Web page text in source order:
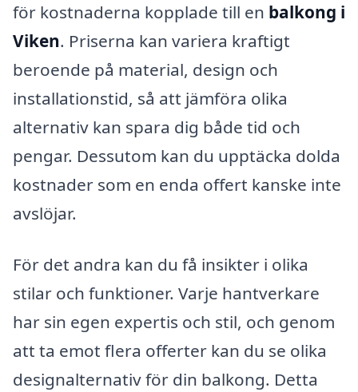
för kostnaderna kopplade till en balkong i
Viken. Priserna kan variera kraftigt
beroende på material, design och
installationstid, så att jämföra olika
alternativ kan spara dig både tid och
pengar. Dessutom kan du upptäcka dolda
kostnader som en enda offert kanske inte
avslöjar.
För det andra kan du få insikter i olika
stilar och funktioner. Varje hantverkare
har sin egen expertis och stil, och genom
att ta emot flera offerter kan du se olika
designalternativ för din balkong. Detta